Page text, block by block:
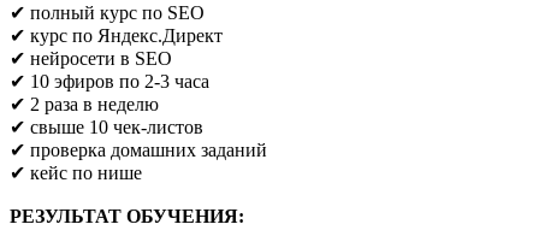
✔ полный курс по SEO
✔ курс по Яндекс.Директ
✔ нейросети в SEO
✔ 10 эфиров по 2-3 часа
✔ 2 раза в неделю
✔ свыше 10 чек-листов
✔ проверка домашних заданий
✔ кейс по нише
РЕЗУЛЬТАТ ОБУЧЕНИЯ: